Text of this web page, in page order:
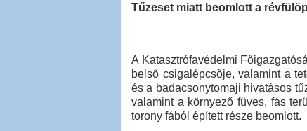
Tűzeset miatt beomlott a
A Katasztrófavédelmi
belső csigalépcsője, valamint a
és a badacsonytomaji hivatásos
valamint a környező füves, fás
torony fából épített része beomlott.